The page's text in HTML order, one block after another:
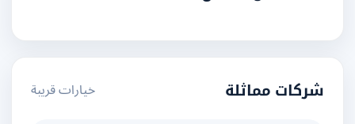
شركات مماثلة خيارات قريبة